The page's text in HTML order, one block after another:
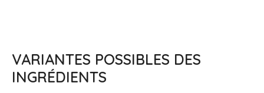
VARIANTES POSSIBLES DES
INGRÉDIENTS